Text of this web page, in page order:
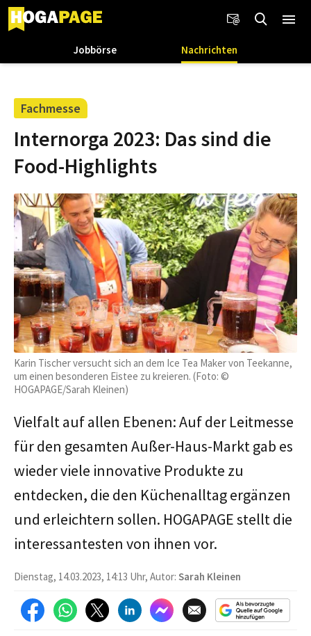
Jobbörse Nachrichten
Fachmesse
Internorga 2023: Das sind die
Food-Highlights
Karin Tischer versucht sich an dem Ice Tea Maker von Teekanne,
um einen besonderen Eistee zu kreieren. (Foto: ©
HOGAPAGE/Sarah Kleinen)
Vielfalt auf allen Ebenen: Auf der Leitmesse
für den gesamten Außer-Haus-Markt gab es
wieder viele innovative Produkte zu
entdecken, die den Küchenalltag ergänzen
und erleichtern sollen. HOGAPAGE stellt die
interessantesten von ihnen vor.
Dienstag, 14.03.2023, 14:13 Uhr, Autor: Sarah Kleinen